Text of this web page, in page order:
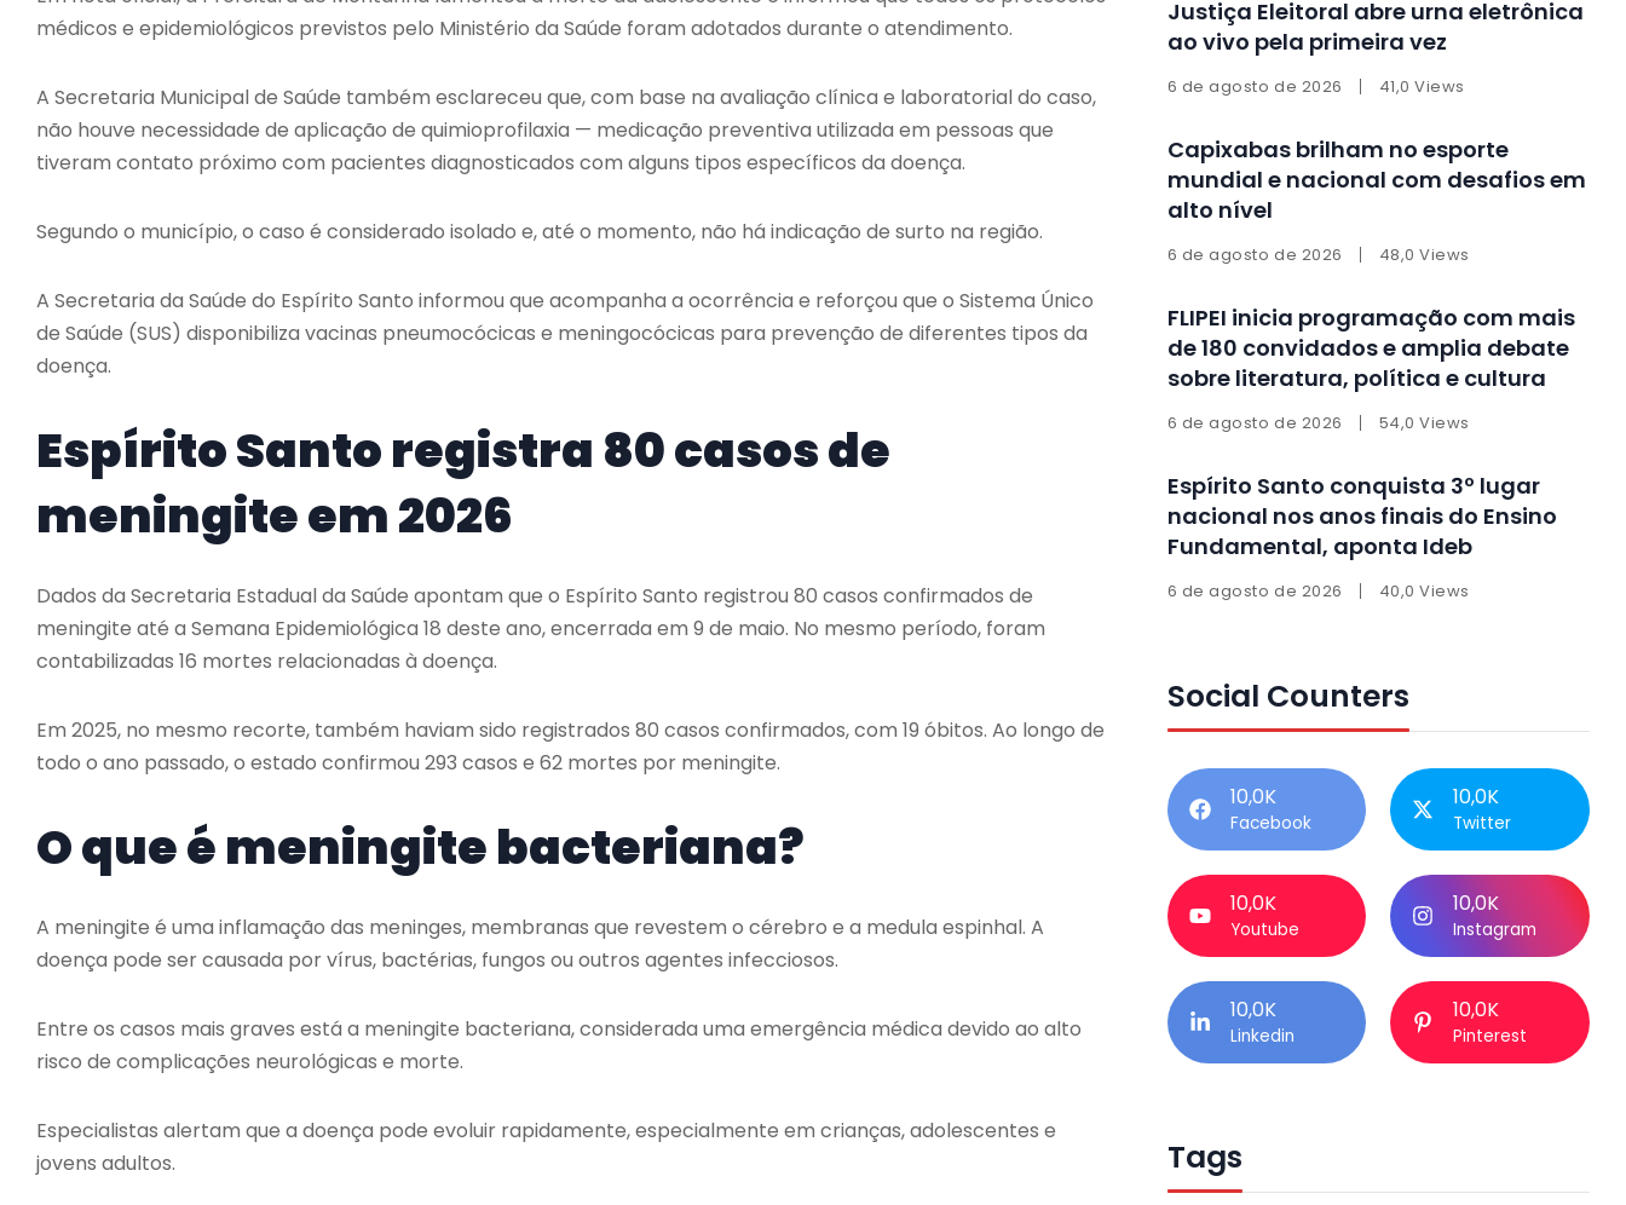
médicos e epidemiológicos previstos pelo Ministério da Saúde foram adotados durante o atendimento.
A Secretaria Municipal de Saúde também esclareceu que, com base na avaliação clínica e laboratorial do caso,
não houve necessidade de aplicação de quimioprofilaxia — medicação preventiva utilizada em pessoas que
tiveram contato próximo com pacientes diagnosticados com alguns tipos específicos da doença.
Segundo o município, o caso é considerado isolado e, até o momento, não há indicação de surto na região.
A Secretaria da Saúde do Espírito Santo informou que acompanha a ocorrência e reforçou que o Sistema Único
de Saúde (SUS) disponibiliza vacinas pneumocócicas e meningocócicas para prevenção de diferentes tipos da
doença.
Espírito Santo registra 80 casos de
meningite em 2026
Dados da Secretaria Estadual da Saúde apontam que o Espírito Santo registrou 80 casos confirmados de
meningite até a Semana Epidemiológica 18 deste ano, encerrada em 9 de maio. No mesmo período, foram
contabilizadas 16 mortes relacionadas à doença.
Em 2025, no mesmo recorte, também haviam sido registrados 80 casos confirmados, com 19 óbitos. Ao longo de
todo o ano passado, o estado confirmou 293 casos e 62 mortes por meningite.
O que é meningite bacteriana?
A meningite é uma inflamação das meninges, membranas que revestem o cérebro e a medula espinhal. A
doença pode ser causada por vírus, bactérias, fungos ou outros agentes infecciosos.
Entre os casos mais graves está a meningite bacteriana, considerada uma emergência médica devido ao alto
risco de complicações neurológicas e morte.
Especialistas alertam que a doença pode evoluir rapidamente, especialmente em crianças, adolescentes e
jovens adultos.
Justiça Eleitoral abre urna eletrônica
ao vivo pela primeira vez
6 de agosto de 2026 41,0 Views
Capixabas brilham no esporte
mundial e nacional com desafios em
alto nível
6 de agosto de 2026 48,0 Views
FLIPEI inicia programação com mais
de 180 convidados e amplia debate
sobre literatura, política e cultura
6 de agosto de 2026 54,0 Views
Espírito Santo conquista 3º lugar
nacional nos anos finais do Ensino
Fundamental, aponta Ideb
6 de agosto de 2026 40,0 Views
Social Counters
10,0K
Facebook
10,0K
Twitter
10,0K
Youtube
10,0K
Instagram
10,0K
Linkedin
10,0K
Pinterest
Tags